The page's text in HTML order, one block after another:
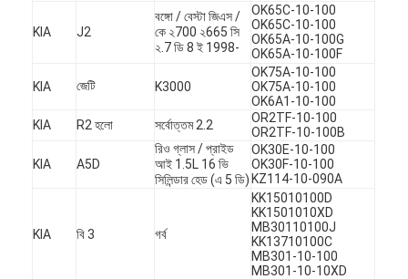
KIA J2
বঙ্গো / বেস্টা জিএস /
কে ২700 ২665 সি
২.7 ডি 8 ই 1998-
OK65C-10-100
OK65C-10-100
OK65A-10-100G
OK65A-10-100F
KIA জেটি K3000
OK75A-10-100
OK75A-10-100
OK6A1-10-100
KIA
R2 হলো সর্বোত্তম 2.2
OR2TF-10-100
OR2TF-10-100B
KIA A5D
রিও গ্লাস / প্রাইড
আই 1.5L 16 ভি
সিলিন্ডার হেড (এ 5 ডি)
OK30E-10-100
OK30F-10-100
KZ114-10-090A
KIA বি 3 গর্ব
KK15010100D
KK1501010XD
MB30110100J
KK13710100C
MB301-10-100
MB301-10-10XD